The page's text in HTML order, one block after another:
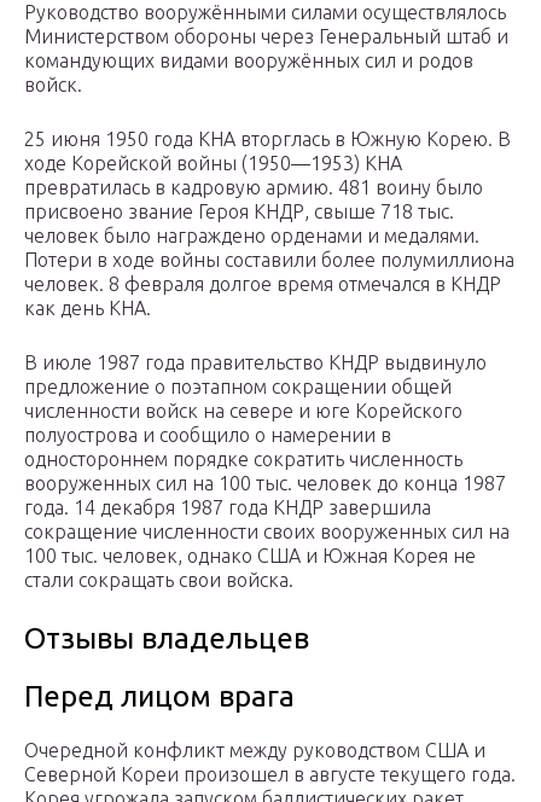
Руководство вооружёнными силами осуществлялось
Министерством обороны через Генеральный штаб и
командующих видами вооружённых сил и родов
войск.
25 июня 1950 года КНА вторглась в Южную Корею. В
ходе Корейской войны (1950—1953) КНА
превратилась в кадровую армию. 481 воину было
присвоено звание Героя КНДР, свыше 718 тыс.
человек было награждено орденами и медалями.
Потери в ходе войны составили более полумиллиона
человек. 8 февраля долгое время отмечался в КНДР
как день КНА.
В июле 1987 года правительство КНДР выдвинуло
предложение о поэтапном сокращении общей
численности войск на севере и юге Корейского
полуострова и сообщило о намерении в
одностороннем порядке сократить численность
вооруженных сил на 100 тыс. человек до конца 1987
года. 14 декабря 1987 года КНДР завершила
сокращение численности своих вооруженных сил на
100 тыс. человек, однако США и Южная Корея не
стали сокращать свои войска.
Отзывы владельцев
Перед лицом врага
Очередной конфликт между руководством США и
Северной Кореи произошел в августе текущего года.